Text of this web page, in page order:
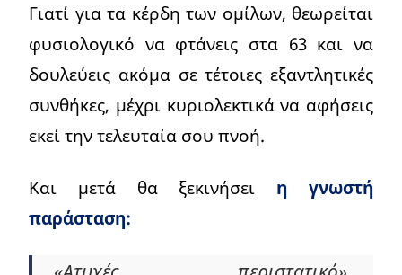
Γιατί για τα κέρδη των ομίλων, θεωρείται
φυσιολογικό να φτάνεις στα 63 και να
δουλεύεις ακόμα σε τέτοιες εξαντλητικές
συνθήκες, μέχρι κυριολεκτικά να αφήσεις
εκεί την τελευταία σου πνοή.
Και μετά θα ξεκινήσει η γνωστή
παράσταση: